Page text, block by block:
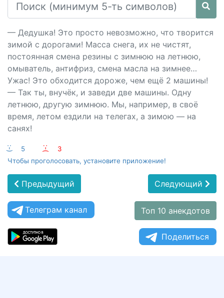
— Дедушка! Это просто невозможно, что творится
зимой с дорогами! Масса снега, их не чистят,
постоянная смена резины с зимнюю на летнюю,
омыватель, антифриз, смена масла на зимнее…
Ужас! Это обходится дороже, чем ещё 2 машины!
— Так ты, внучёк, и заведи две машины. Одну
летнюю, другую зимнюю. Мы, например, в своё
время, летом ездили на телегах, а зимою — на
санях!
:-) 5 :-(
3
Чтобы проголосовать, установите приложение!
Предыдущий Следующий
Телеграм канал Топ 10 анекдотов
Поделиться